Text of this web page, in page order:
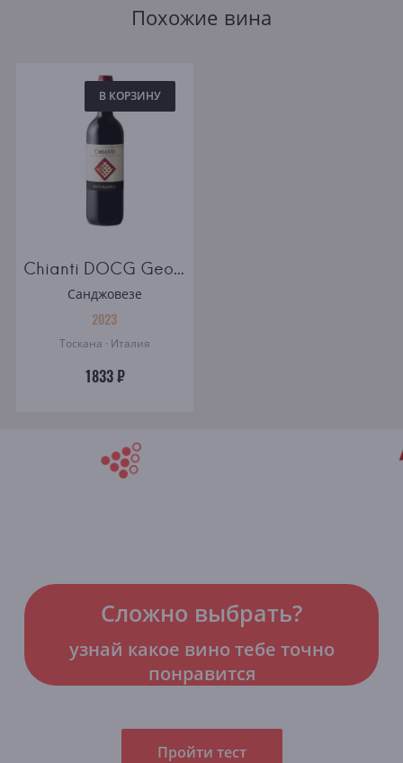
Похожие вина
В КОРЗИНУ
Chianti DOCG Geografico
Санджовезе
2023
Тоскана · Италия
1833 ₽
Сложно выбрать?
узнай какое вино тебе точно
понравится
Пройти тест